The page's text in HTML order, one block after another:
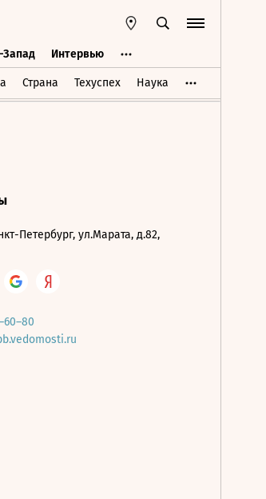
Запад Интервью
Страна Техуспех Наука
Запад Интервью
Петербург, ул.Марата, д.82,